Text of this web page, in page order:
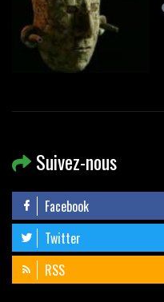
Suivez-nous
Facebook
Twitter
RSS